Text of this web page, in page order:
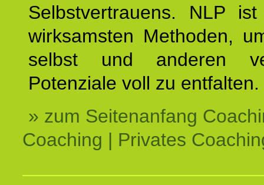
Selbstvertrauens. NLP
wirksamsten Methoden,
selbst und anderen
Potenziale voll zu entfalten.
» zum Seitenanfang
Coaching | Privates